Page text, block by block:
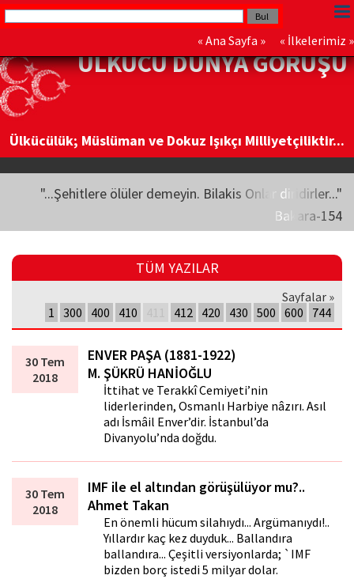
« Ana Sayfa » « İlkelerimiz »
ÜLKÜCÜ DÜNYA GÖRÜŞÜ
Ülkücülük; Müslüman ve Dokuz Işıkçı Milliyetçiliktir...
"...Şehitlere ölüler demeyin. Bilakis Onlar diridirler..."
Bakara-154
TÜM YAZILAR
Sayfalar »
1 300 400 410 412 420 430 500 600 744
30 Tem
2018
ENVER PAŞA (1881-1922)
M. ŞÜKRÜ HANİOĞLU
İttihat ve Terakkî Cemiyeti’nin
liderlerinden, Osmanlı Harbiye nâzırı. Asıl
adı İsmâil Enver’dir. İstanbul’da
Divanyolu’nda doğdu.
30 Tem
2018
IMF ile el altından görüşülüyor mu?..
Ahmet Takan
En önemli hücum silahıydı... Argümanıydı!..
Yıllardır kaç kez duyduk... Ballandıra
ballandıra... Çeşitli versiyonlarda; `IMF
bizden borç istedi 5 milyar dolar.